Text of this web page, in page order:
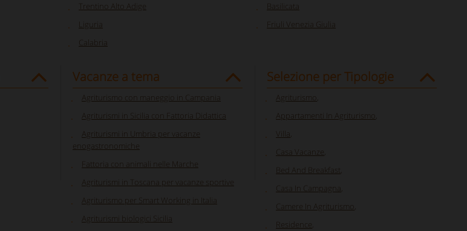
Trentino Alto Adige
Liguria
Calabria
Basilicata
Friuli Venezia Giulia
Vacanze a tema
Agriturismo con maneggio in Campania
Agriturismi in Sicilia con Fattoria Didattica
Agriturismi in Umbria per vacanze
enogastronomiche
Fattoria con animali nelle Marche
Agriturismi in Toscana per vacanze sportive
Agriturismo per Smart Working in Italia
Agriturismi biologici Sicilia
Selezione per Tipologie
Agriturismo
Appartamenti In Agriturismo
Villa
Casa Vacanze
Bed And Breakfast
Casa In Campagna
Camere In Agriturismo
Residence